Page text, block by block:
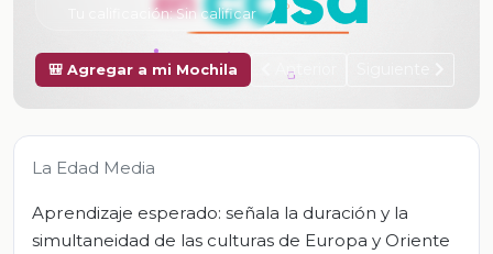
Tu calificación:Sin calificar
🎒 Agregar a mi Mochila Anterior
La Edad Media
Aprendizaje esperado: señala la duración y la
simultaneidad de las culturas de Europa y Oriente